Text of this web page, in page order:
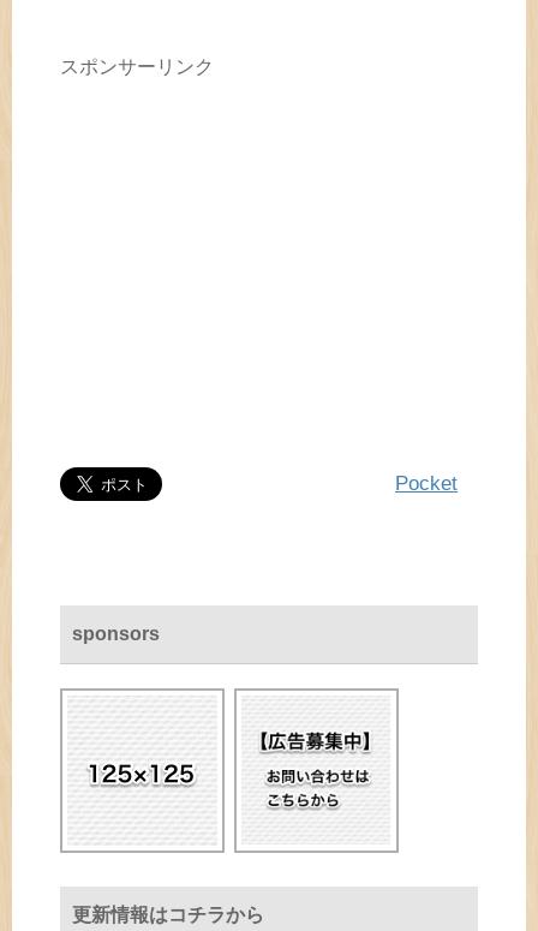
スポンサーリンク
Pocket
sponsors
更新情報はコチラから